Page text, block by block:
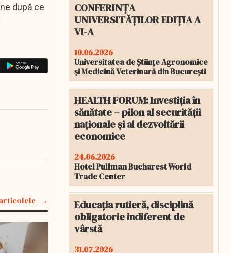
după ce
CONFERINȚA
UNIVERSITĂȚILOR EDIȚIA A
VI-A
10.06.2026
Universitatea de Științe Agronomice
și Medicină Veterinară din București
HEALTH FORUM: Investiția în
sănătate – pilon al securității
naționale și al dezvoltării
economice
24.06.2026
Hotel Pullman Bucharest World
Trade Center
Educația rutieră, disciplină
obligatorie indiferent de
vârstă
31.07.2026